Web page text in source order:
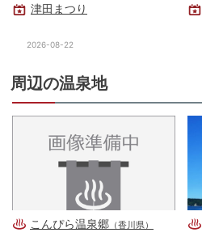
津田まつり
2026-08-22
周辺の温泉地
こんぴら温泉郷 （香川県）